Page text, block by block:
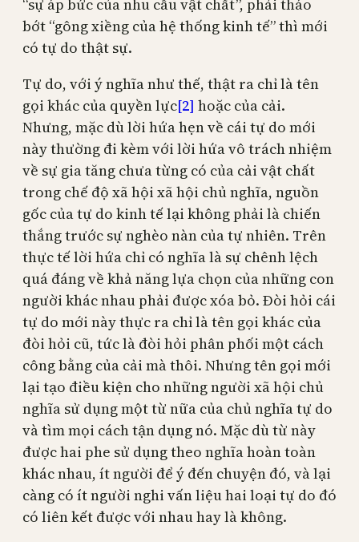
“sự áp bức của nhu cầu vật chất”, phải tháo
bớt “gông xiềng của hệ thống kinh tế” thì mới
có tự do thật sự.
Tự do, với ý nghĩa như thế, thật ra chỉ là tên
gọi khác của quyền lực[2] hoặc của cải.
Nhưng, mặc dù lời hứa hẹn về cái tự do mới
này thường đi kèm với lời hứa vô trách nhiệm
về sự gia tăng chưa từng có của cải vật chất
trong chế độ xã hội xã hội chủ nghĩa, nguồn
gốc của tự do kinh tế lại không phải là chiến
thắng trước sự nghèo nàn của tự nhiên. Trên
thực tế lời hứa chỉ có nghĩa là sự chênh lệch
quá đáng về khả năng lựa chọn của những con
người khác nhau phải được xóa bỏ. Đòi hỏi cái
tự do mới này thực ra chỉ là tên gọi khác của
đòi hỏi cũ, tức là đòi hỏi phân phối một cách
công bằng của cải mà thôi. Nhưng tên gọi mới
lại tạo điều kiện cho những người xã hội chủ
nghĩa sử dụng một từ nữa của chủ nghĩa tự do
và tìm mọi cách tận dụng nó. Mặc dù từ này
được hai phe sử dụng theo nghĩa hoàn toàn
khác nhau, ít người để ý đến chuyện đó, và lại
càng có ít người nghi vấn liệu hai loại tự do đó
có liên kết được với nhau hay là không.